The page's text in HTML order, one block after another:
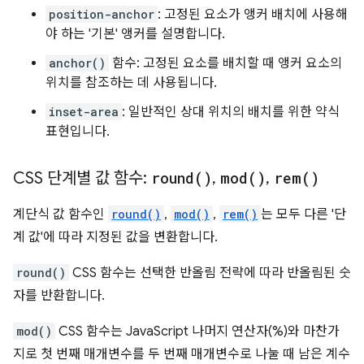
position-anchor : 고정된 요소가 앵커 배치에 사용해
야 하는 '기본' 앵커를 설명합니다.
anchor() 함수: 고정된 요소를 배치할 때 앵커 요소의
위치를 참조하는 데 사용됩니다.
inset-area : 일반적인 상대 위치의 배치를 위한 약식
표현입니다.
CSS 단계별 값 함수: round( ), mod( ), rem( )
계단식 값 함수인 round() , mod() , rem() 는 모두 다른 '단
계 값'에 따라 지정된 값을 변환합니다.
round() CSS 함수는 선택한 반올림 전략에 따라 반올림된 숫
자를 반환합니다.
mod() CSS 함수는 JavaScript 나머지 연산자(%)와 마찬가
지로 첫 번째 매개변수를 두 번째 매개변수로 나눌 때 남은 계수